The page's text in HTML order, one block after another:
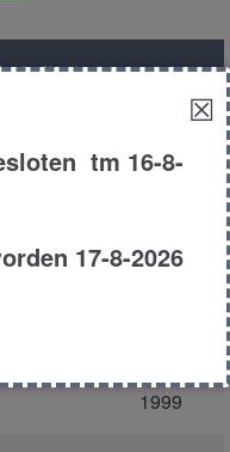
bellen): 2921
204d1
1999
☒
tm 16-8-
17-8-2026